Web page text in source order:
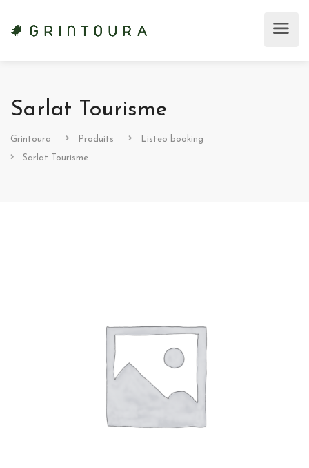
Sarlat Tourisme
Grintoura Produits Listeo booking
Sarlat Tourisme